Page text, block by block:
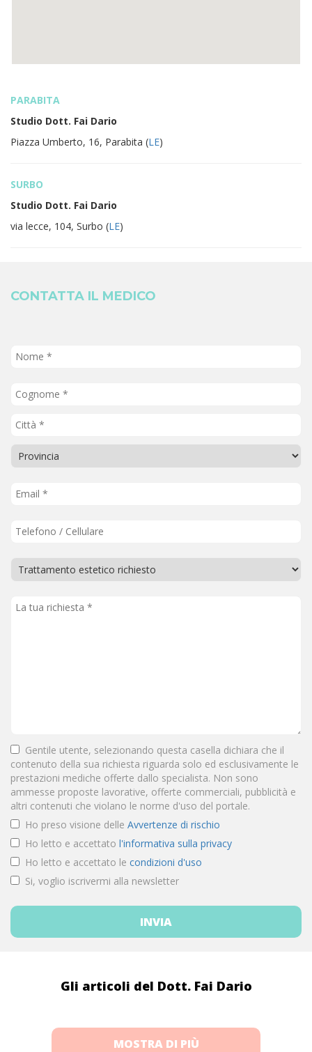
PARABITA
Studio Dott. Fai Dario
Piazza Umberto, 16, Parabita (LE)
SURBO
Studio Dott. Fai Dario
via lecce, 104, Surbo (LE)
CONTATTA IL MEDICO
Gentile utente, selezionando questa casella dichiara che il
contenuto della sua richiesta riguarda solo ed esclusivamente le
prestazioni mediche offerte dallo specialista. Non sono
ammesse proposte lavorative, offerte commerciali, pubblicità e
altri contenuti che violano le norme d'uso del portale.
Ho preso visione delle Avvertenze di rischio
Ho letto e accettato l'informativa sulla privacy
Ho letto e accettato le condizioni d'uso
Si, voglio iscrivermi alla newsletter
Gli articoli del Dott. Fai Dario
MOSTRA DI PIÙ